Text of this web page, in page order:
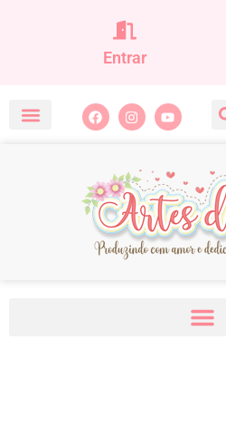
Entrar